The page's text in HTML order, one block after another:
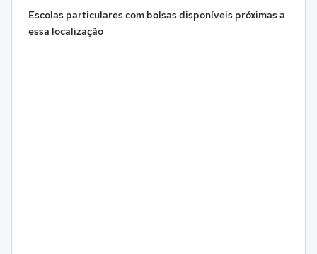
Escolas particulares com bolsas disponíveis próximas a
essa localização